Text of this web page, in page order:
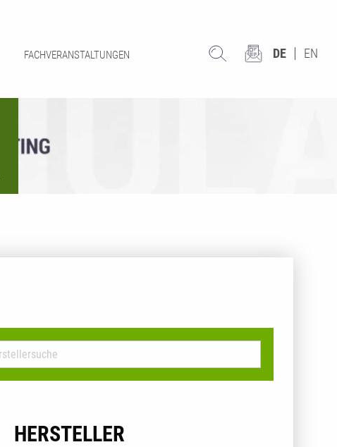
FACHVERANSTALTUNGEN DE EN
HERSTELLER